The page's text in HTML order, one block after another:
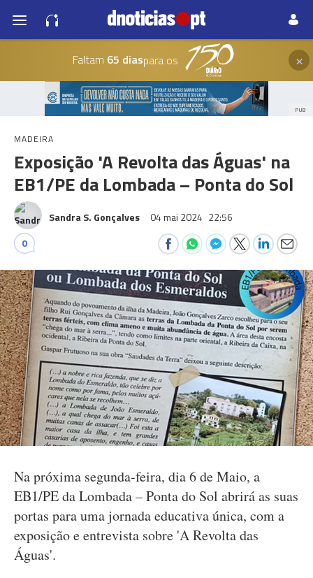
Faltam 65 diaspara os ×
PUB
MADEIRA
Exposição 'A Revolta das Águas' na
EB1/PE da Lombada – Ponta do Sol
Sandra S. Gonçalves 04 mai 2024 22:56
0
Na próxima segunda-feira, dia 6 de Maio, a
EB1/PE da Lombada – Ponta do Sol abrirá as suas
portas para uma jornada educativa única, com a
exposição e entrevista sobre 'A Revolta das
Águas'.